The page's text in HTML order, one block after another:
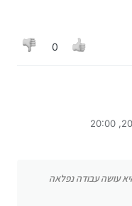
0
המתורגמים.
פה תרגמו את התוכנהידי
עושה עבודה נפלאה